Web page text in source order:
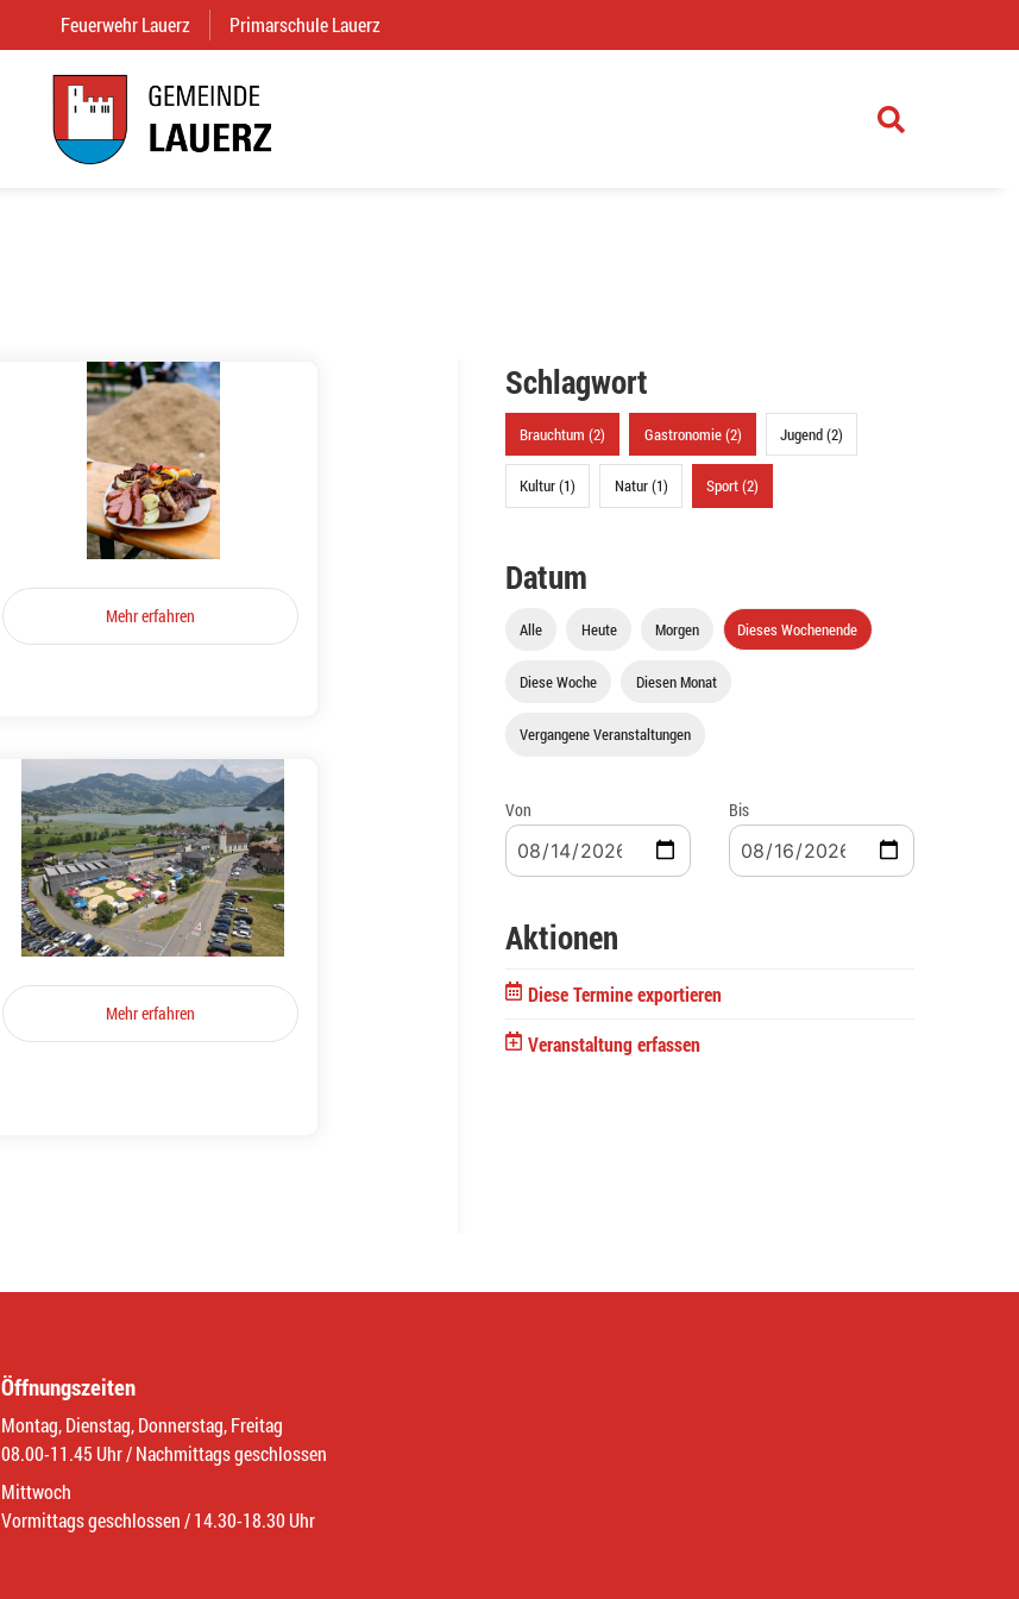
Feuerwehr Lauerz (External Link)
Primarschule Lauerz
Mehr erfahren
Mehr erfahren
Schlagwort
Brauchtum (2) Gastronomie (2) Jugend (2)
Kultur (1) Natur (1) Sport (2)
Datum
Alle Heute Morgen Dieses Wochenende
Diese Woche Diesen Monat
Vergangene Veranstaltungen
Von Bis
Aktionen
Diese Termine exportieren
Veranstaltung erfassen
Öffnungszeiten
Montag, Dienstag, Donnerstag, Freitag
08.00-11.45 Uhr / Nachmittags geschlossen
Mittwoch
Vormittags geschlossen / 14.30-18.30 Uhr